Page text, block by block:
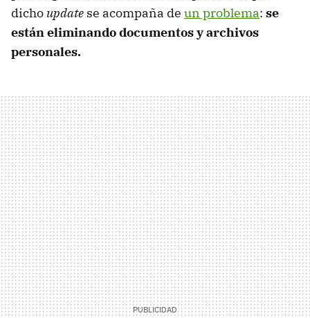
dicho update se acompaña de un problema: se
están eliminando documentos y archivos
personales.